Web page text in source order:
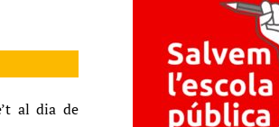
al dia de